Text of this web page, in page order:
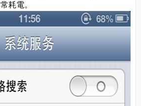
耗電。